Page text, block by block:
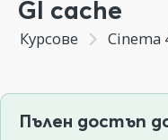
GI cache
Курсове Cinema
Пълен достъп